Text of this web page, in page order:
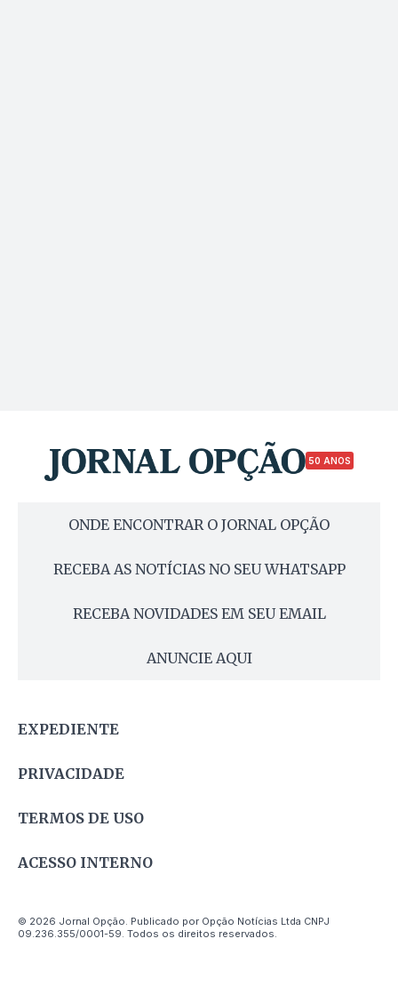
50 ANOS
ONDE ENCONTRAR O JORNAL OPÇÃO
RECEBA AS NOTÍCIAS NO SEU WHATSAPP
RECEBA NOVIDADES EM SEU EMAIL
ANUNCIE AQUI
EXPEDIENTE
PRIVACIDADE
TERMOS DE USO
ACESSO INTERNO
© 2026 Jornal Opção. Publicado por Opção Notícias Ltda CNPJ
09.236.355/0001-59. Todos os direitos reservados.